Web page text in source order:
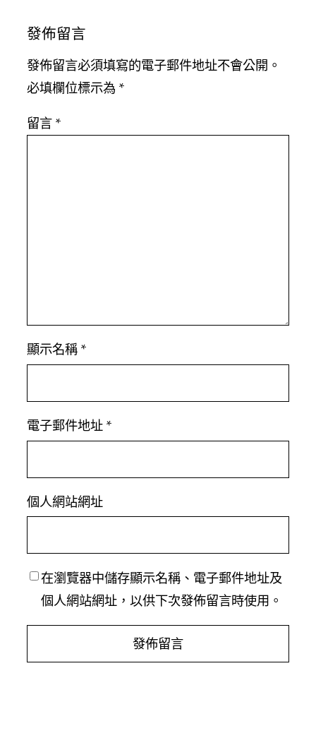
發佈留言
發佈留言必須填寫的電子郵件地址不會公開。
必填欄位標示為 *
留言 *
顯示名稱 *
電子郵件地址 *
個人網站網址
在瀏覽器中儲存顯示名稱、電子郵件地址及
個人網站網址，以供下次發佈留言時使用。